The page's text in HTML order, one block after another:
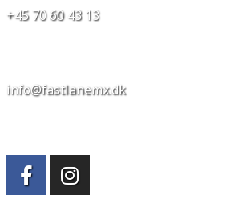
+45 70 60 43 13
info@fastlanemx.dk